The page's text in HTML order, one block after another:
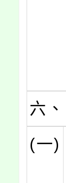
六、
(一)